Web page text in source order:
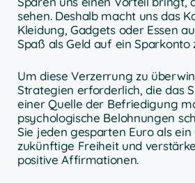
sehen. Deshalb macht uns das
Kleidung, Gadgets oder Essen
Spaß als Geld auf ein Sparkonto
Um diese Verzerrung zu
Strategien erforderlich, die das
einer Quelle der Befriedigung
psychologische Belohnungen
Sie jeden gesparten Euro als
zukünftige Freiheit und
positive Affirmationen.